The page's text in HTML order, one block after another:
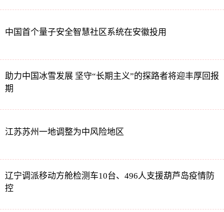
中国首个量子安全智慧社区系统在安徽投用
助力中国冰雪发展 坚守“长期主义”的探路者将迎丰厚回报
期
江苏苏州一地调整为中风险地区
辽宁调派移动方舱检测车10台、496人支援葫芦岛疫情防
控